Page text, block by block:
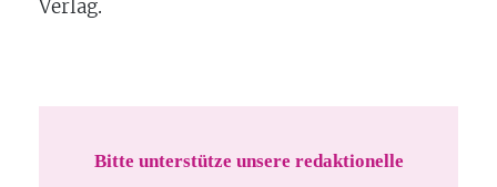
Verlag.
Bitte unterstütze unsere redaktionelle